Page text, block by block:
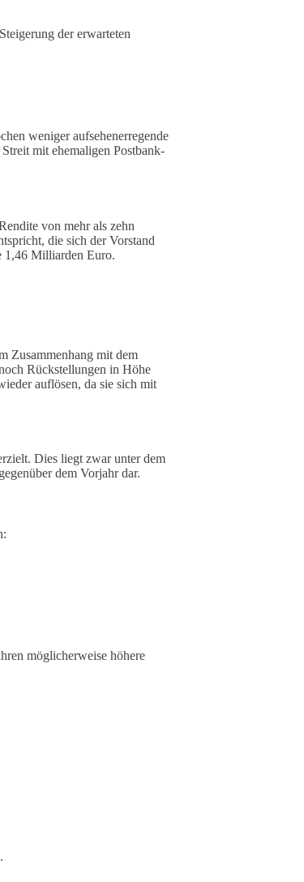
der erwarteten
weniger aufsehenerregende
mit ehemaligen Postbank-
von mehr als zehn
die sich der Vorstand
1,46 Milliarden Euro.
Zusammenhang mit dem
Rückstellungen in Höhe
auflösen, da sie sich mit
Dies liegt zwar unter dem
dem Vorjahr dar.
möglicherweise höhere